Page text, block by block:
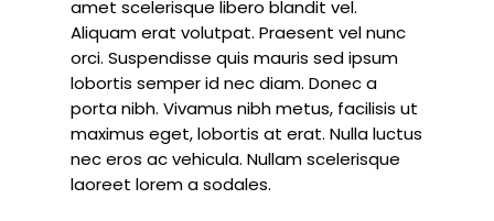
amet scelerisque libero blandit vel.
Aliquam erat volutpat. Praesent vel nunc
orci. Suspendisse quis mauris sed ipsum
lobortis semper id nec diam. Donec a
porta nibh. Vivamus nibh metus, facilisis ut
maximus eget, lobortis at erat. Nulla luctus
nec eros ac vehicula. Nullam scelerisque
laoreet lorem a sodales.